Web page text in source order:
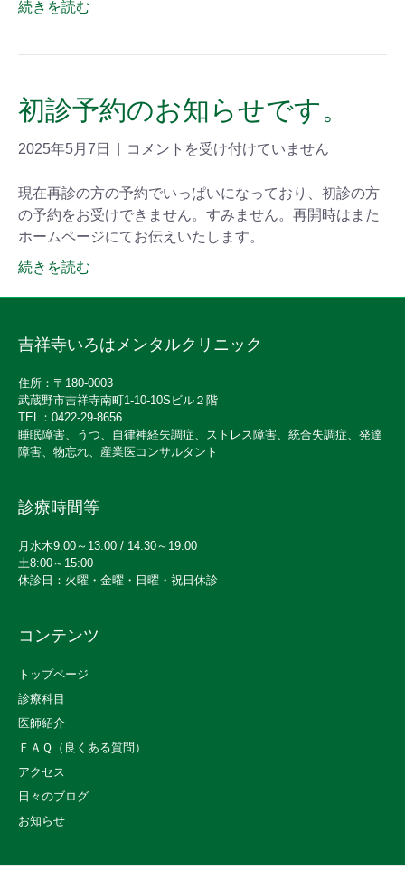
続きを読む
初診予約のお知らせです。
2025年5月7日 コメントを受け付けていません
現在再診の方の予約でいっぱいになっており、初診の方
の予約をお受けできません。すみません。再開時はまた
ホームページにてお伝えいたします。
続きを読む
吉祥寺いろはメンタルクリニック
住所：〒180-0003
武蔵野市吉祥寺南町1-10-10Sビル２階
TEL：0422-29-8656
睡眠障害、うつ、自律神経失調症、ストレス障害、統合失調症、発達
障害、物忘れ、産業医コンサルタント
診療時間等
月水木9:00～13:00 / 14:30～19:00
土8:00～15:00
休診日：火曜・金曜・日曜・祝日休診
コンテンツ
トップページ
診療科目
医師紹介
ＦＡＱ（良くある質問）
アクセス
日々のブログ
お知らせ